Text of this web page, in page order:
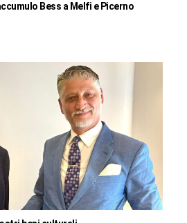
Bess a Melfi e Picerno